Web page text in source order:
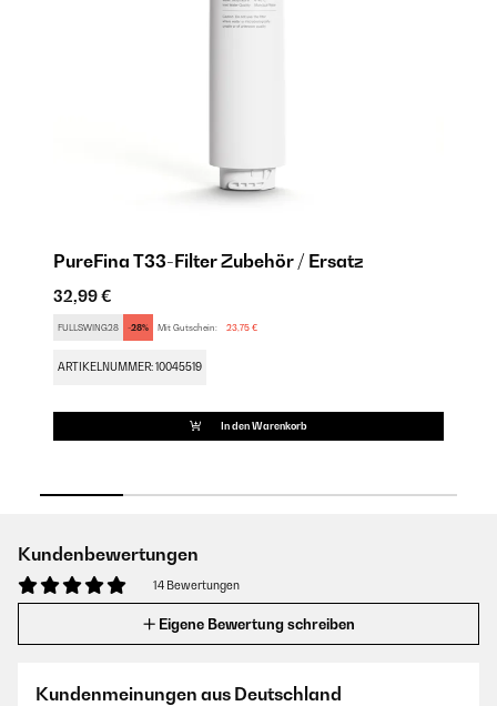
PureFina T33-Filter Zubehör / Ersatz
32,99 €
FULLSWING28 -28% Mit Gutschein: 23,75 €
ARTIKELNUMMER: 10045519
In den Warenkorb
Kundenbewertungen
14 Bewertungen
Eigene Bewertung schreiben
Kundenmeinungen aus Deutschland